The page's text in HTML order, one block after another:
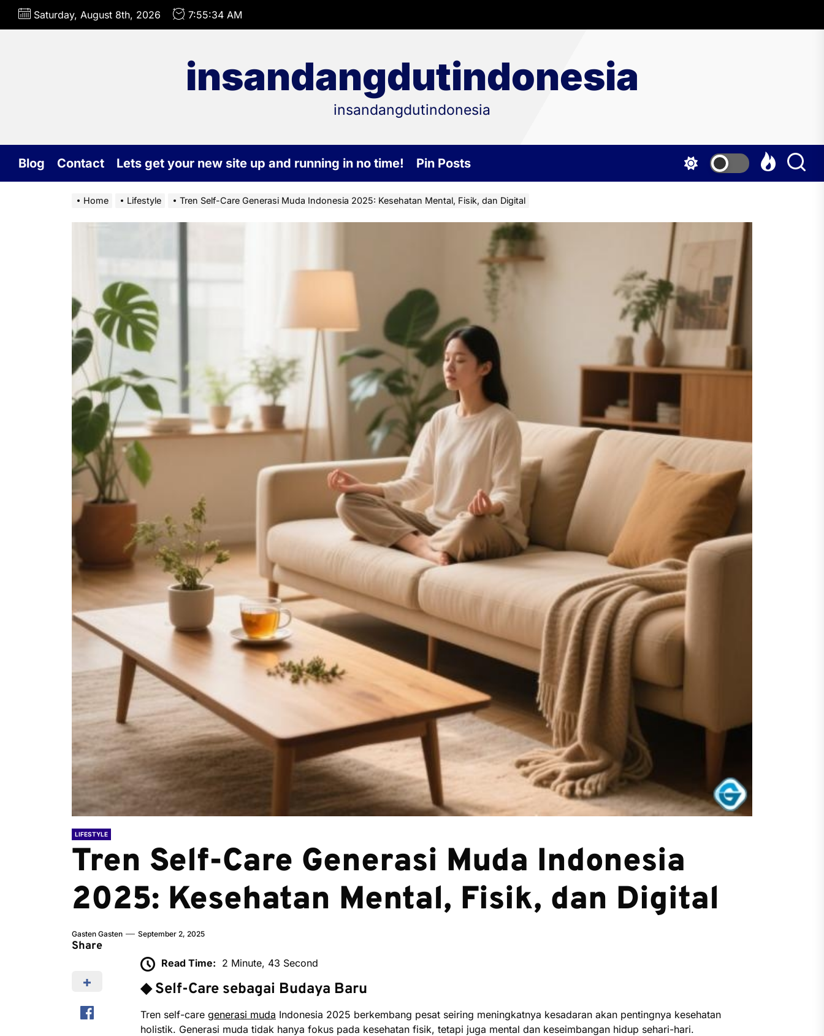
Skip
Saturday, August 8th, 2026 7:55:35 AM
insandangdutindonesia
insandangdutindonesia
Blog Contact Lets get your new site up and running in no time! Pin Posts
Home Lifestyle Tren Self-Care Generasi Muda Indonesia 2025: Kesehatan Mental, Fisik, dan Digital
LIFESTYLE
Tren Self-Care Generasi Muda Indonesia
2025: Kesehatan Mental, Fisik, dan Digital
Gasten Gasten September 2, 2025
Share
Read Time: 2 Minute, 43 Second
◆ Self-Care sebagai Budaya Baru
Tren self-care generasi muda Indonesia 2025 berkembang pesat seiring meningkatnya kesadaran akan pentingnya kesehatan
holistik. Generasi muda tidak hanya fokus pada kesehatan fisik, tetapi juga mental dan keseimbangan hidup sehari-hari.